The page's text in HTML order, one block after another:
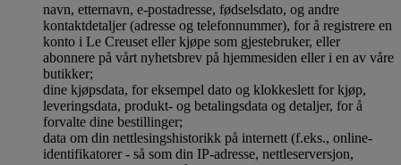
navn, etternavn, e-postadresse, fødselsdato, og andre
kontaktdetaljer (adresse og telefonnummer), for å registrere en
konto i Le Creuset eller kjøpe som gjestebruker, eller
abonnere på vårt nyhetsbrev på hjemmesiden eller i en av våre
butikker;
dine kjøpsdata, for eksempel dato og klokkeslett for kjøp,
leveringsdata, produkt- og betalingsdata og detaljer, for å
forvalte dine bestillinger;
data om din nettlesingshistorikk på internett (f.eks., online-
identifikatorer - så som din IP-adresse, nettleserversjon,